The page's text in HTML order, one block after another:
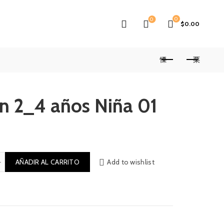
0 0
$0.00
2_4 años Niña 01
Leggin 2_4 años Niña 01 cantidad
AÑADIR AL CARRITO Add to wishlist